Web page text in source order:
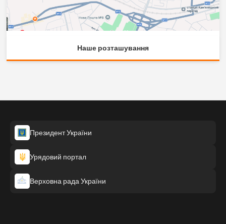
Наше розташування
Президент України
Урядовий портал
Верховна рада України